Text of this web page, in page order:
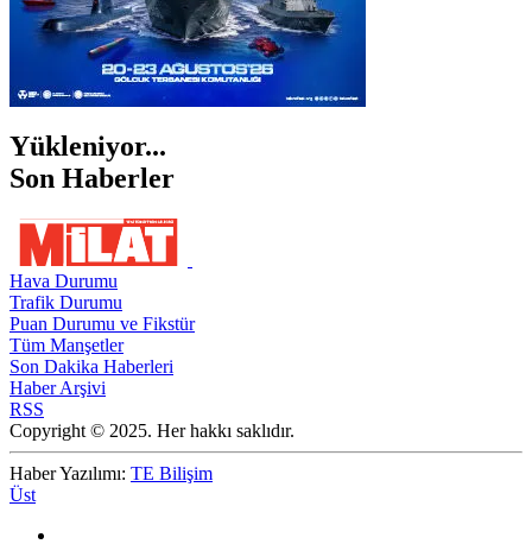
Yükleniyor...
Son Haberler
Hava Durumu
Trafik Durumu
Puan Durumu ve Fikstür
Tüm Manşetler
Son Dakika Haberleri
Haber Arşivi
RSS
Copyright © 2025. Her hakkı saklıdır.
Haber Yazılımı: TE Bilişim
Üst